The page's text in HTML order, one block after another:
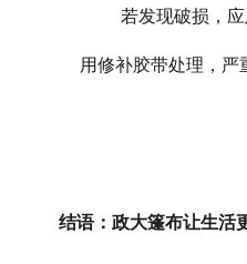
若发现破损，
用修补胶带处理，严
结语：政大篷布让生活